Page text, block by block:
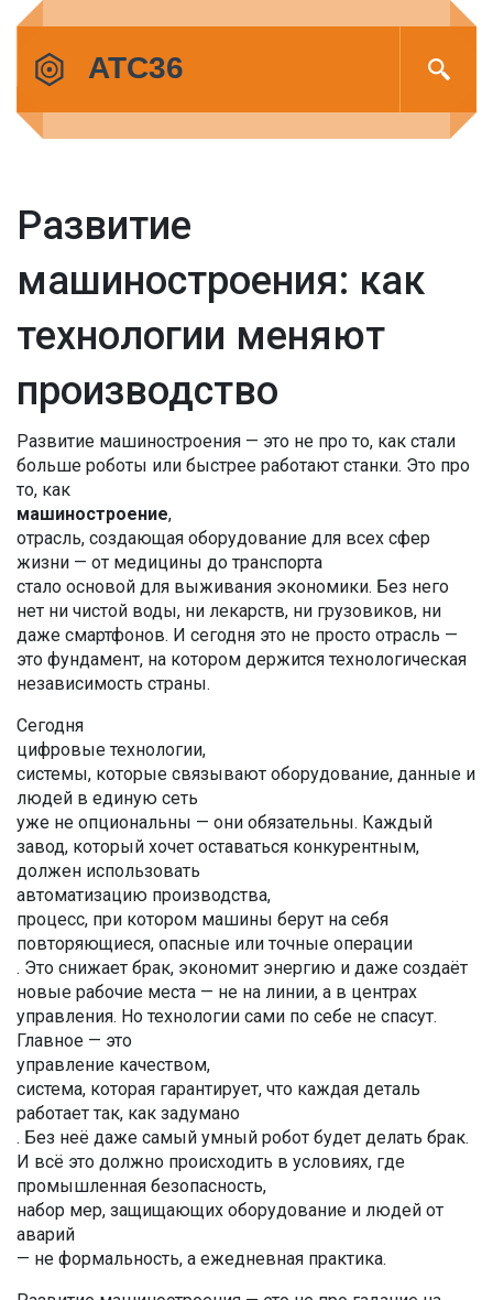
Развитие
машиностроения: как
технологии меняют
производство
Развитие машиностроения — это не про то, как стали
больше роботы или быстрее работают станки. Это про
то, как
машиностроение,
отрасль, создающая оборудование для всех сфер
жизни — от медицины до транспорта
стало основой для выживания экономики. Без него
нет ни чистой воды, ни лекарств, ни грузовиков, ни
даже смартфонов. И сегодня это не просто отрасль —
это фундамент, на котором держится технологическая
независимость страны.
Сегодня
цифровые технологии,
системы, которые связывают оборудование, данные и
людей в единую сеть
уже не опциональны — они обязательны. Каждый
завод, который хочет оставаться конкурентным,
должен использовать
автоматизацию производства,
процесс, при котором машины берут на себя
повторяющиеся, опасные или точные операции
. Это снижает брак, экономит энергию и даже создаёт
новые рабочие места — не на линии, а в центрах
управления. Но технологии сами по себе не спасут.
Главное — это
управление качеством,
система, которая гарантирует, что каждая деталь
работает так, как задумано
. Без неё даже самый умный робот будет делать брак.
И всё это должно происходить в условиях, где
промышленная безопасность,
набор мер, защищающих оборудование и людей от
аварий
— не формальность, а ежедневная практика.